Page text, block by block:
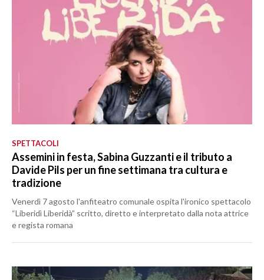
SPETTACOLI
Assemini in festa, Sabina Guzzanti e il tributo a
Davide Pils per un fine settimana tra cultura e
tradizione
Venerdì 7 agosto l'anfiteatro comunale ospita l'ironico spettacolo
“Liberidì Liberidà” scritto, diretto e interpretato dalla nota attrice
e regista romana